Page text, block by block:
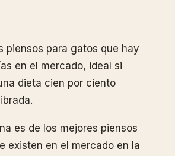
piensos para gatos que hay
en el mercado, ideal si
dieta cien por ciento
es de los mejores piensos
existen en el mercado en la